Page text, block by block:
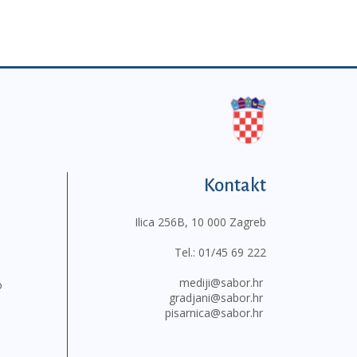
Kontakt
Ilica 256B, 10 000 Zagreb
Tel.: 01/45 69 222
mediji@sabor.hr
gradjani@sabor.hr
pisarnica@sabor.hr